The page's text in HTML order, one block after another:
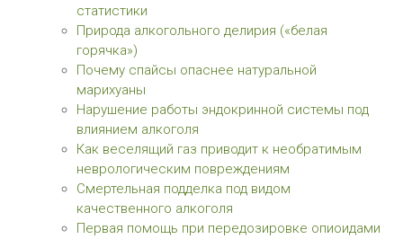
статистики
Природа алкогольного делирия («белая
горячка»)
Почему спайсы опаснее натуральной
марихуаны
Нарушение работы эндокринной системы под
влиянием алкоголя
Как веселящий газ приводит к необратимым
неврологическим повреждениям
Смертельная подделка под видом
качественного алкоголя
Первая помощь при передозировке опиоидами